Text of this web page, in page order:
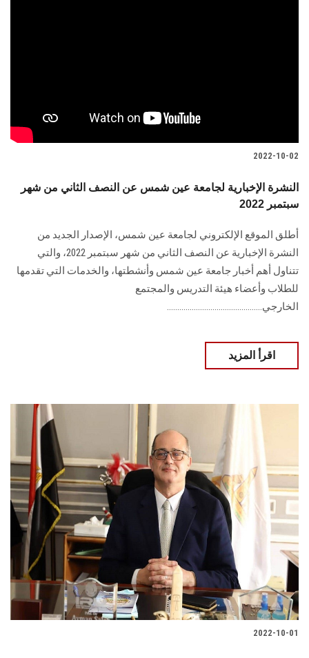
2022-10-02
النشرة الإخبارية لجامعة عين شمس عن النصف الثاني من شهر
سبتمبر 2022
أطلق الموقع الإلكتروني لجامعة عين شمس، الإصدار الجديد من
النشرة الإخبارية عن النصف الثاني من شهر سبتمبر 2022، والتي
تتناول أهم أخبار جامعة عين شمس وأنشطتها، والخدمات التي تقدمها
للطلاب وأعضاء هيئة التدريس والمجتمع
الخارجي..............................................
اقرأ المزيد
2022-10-01